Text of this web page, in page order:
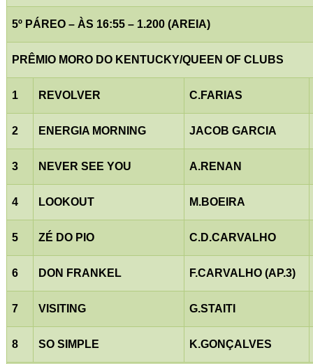
5º PÁREO – ÀS 16:55 – 1.200 (AREIA)
PRÊMIO MORO DO KENTUCKY/QUEEN OF CLUBS
1 REVOLVER C.FARIAS
2 ENERGIA MORNING JACOB GARCIA
3 NEVER SEE YOU A.RENAN
4 LOOKOUT M.BOEIRA
5 ZÉ DO PIO C.D.CARVALHO
6 DON FRANKEL F.CARVALHO (AP.3)
7 VISITING G.STAITI
8 SO SIMPLE K.GONÇALVES